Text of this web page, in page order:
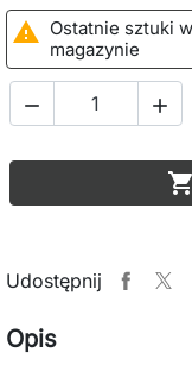

Ostatnie sztuki w
magazynie
 

Udostępnij
Opis